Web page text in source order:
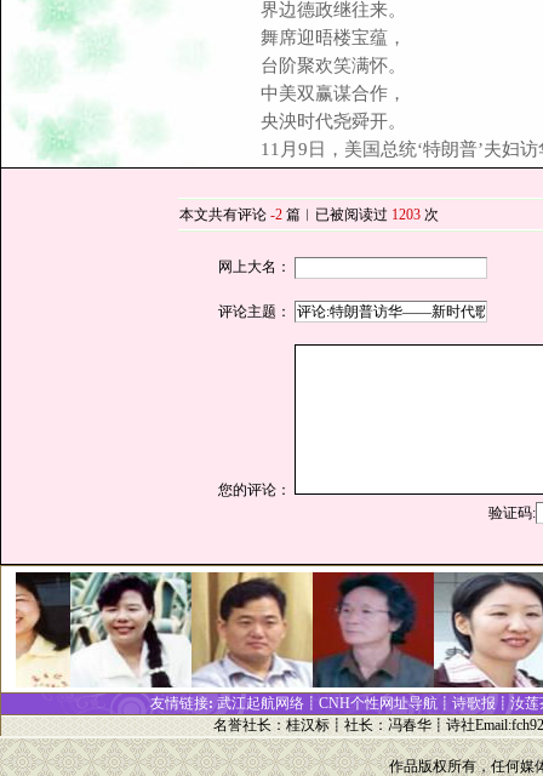
界边德政继往来。
舞席迎晤楼宝蕴，
台阶聚欢笑满怀。
中美双赢谋合作，
央泱时代尧舜开。
11月9日，美国总统‘特朗普’夫妇
本文共有评论 -2 篇︱已被阅读过 1203 次
网上大名：
评论主题：
您的评论：
验证码:
友情链接: 武江起航网络┋ CNH个性网址导航┋ 诗歌报┋汝莲
名誉社长：桂汉标┋社长：冯春华┋诗社Email:
作品版权所有，任何媒